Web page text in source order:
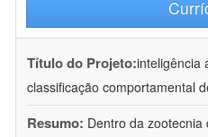
Título do Projeto:inteligência
classificação comportamental
Resumo: Dentro da